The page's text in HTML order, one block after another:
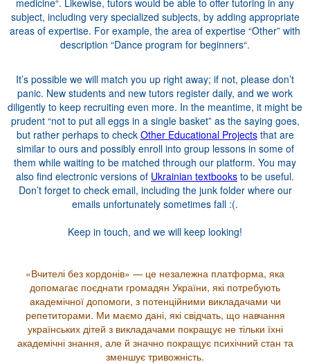
subject, including very specialized subjects, by adding appropriate
areas of expertise. For example, the area of expertise “Other” with
description “Dance program for beginners“.
It’s possible we will match you up right away; if not, please don’t
panic. New students and new tutors register daily, and we work
diligently to keep recruiting even more. In the meantime, it might be
prudent “not to put all eggs in a single basket” as the saying goes,
but rather perhaps to check Other Educational Projectsthat are
similar to ours and possibly enroll into group lessons in some of
them while waiting to be matched through our platform. You may
also find electronic versions of Ukrainian textbooks to be useful.
Don’t forget to check email, including the junk folder where our
emails unfortunately sometimes fall :(.
Keep in touch, and we will keep looking!
«Вчителі без кордонів» — це незалежна платформа, яка
допомагає поєднати громадян України, які потребують
академічної допомоги, з потенційними викладачами чи
репетиторами. Ми маємо дані, які свідчать, що навчання
українських дітей з викладачами покращує не тільки їхні
академічні знання, але й значно покращує психічний стан та
зменшує тривожність.